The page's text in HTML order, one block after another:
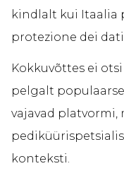
kindlalt kui Itaalia
protezione dei
Kokkuvõttes ei
pelgalt
vajavad platvormi,
konteksti.